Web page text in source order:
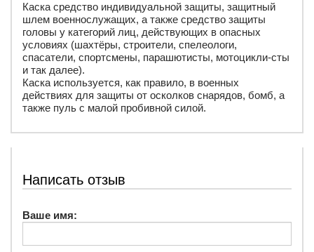
Каска средство индивидуальной защиты, защитный
шлем военнослужащих, а также средство защиты
головы у категорий лиц, действующих в опасных
условиях (шахтёры, строители, спелеологи,
спасатели, спортсмены, парашютисты, мотоцикли-сты
и так далее).
Каска используется, как правило, в военных
действиях для защиты от осколков снарядов, бомб, а
также пуль с малой пробивной силой.
Написать отзыв
Ваше имя: